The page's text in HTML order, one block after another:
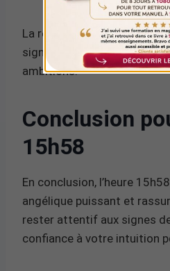
La récurrence de cette
signaler un appel à l’action
ambitions.
Conclusion
15h58
En conclusion, l’heure
angélique puissant et
rester attentif aux signes
confiance à votre intuition